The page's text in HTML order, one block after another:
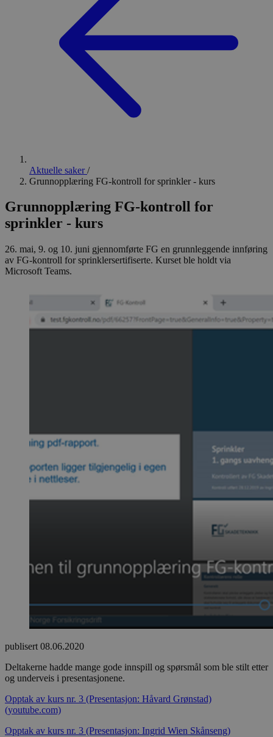
Aktuelle saker/
Grunnopplæring FG-kontroll for sprinkler - kurs
Grunnopplæring FG-kontroll for
sprinkler - kurs
26. mai, 9. og 10. juni gjennomførte FG en grunnleggende innføring
av FG-kontroll for sprinklersertifiserte. Kurset ble holdt via
Microsoft Teams.
publisert 08.06.2020
Deltakerne hadde mange gode innspill og spørsmål som ble stilt etter
og underveis i presentasjonene.
Opptak av kurs nr. 3 (Presentasjon: Håvard Grønstad)
(youtube.com)
Opptak av kurs nr. 3 (Presentasjon: Ingrid Wien Skånseng)